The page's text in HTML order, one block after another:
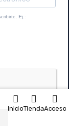
InicioTiendaAcceso
Ej.: